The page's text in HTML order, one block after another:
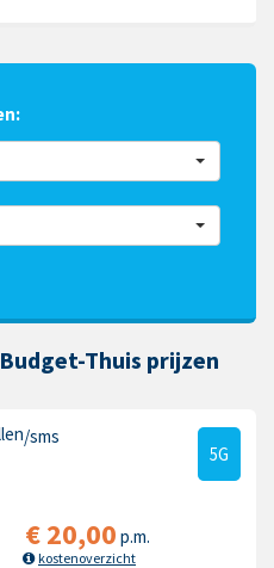
Thuis prijzen
/sms
5G
€20,00 p.m.
kostenoverzicht